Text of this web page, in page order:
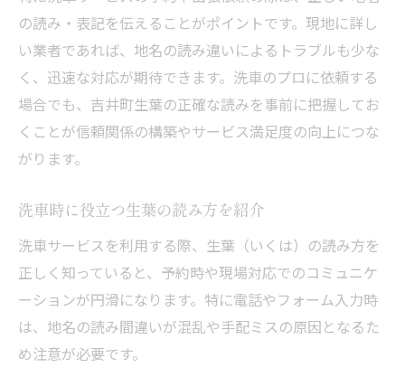
洗車サービスで役立つ郵便番号確認法
正式な郵便番号情報を使った洗車予約方法
意外と迷う吉井町生葉の正式な表記と注意点
吉井町生葉の正式表記と洗車時の注意点
公式資料に基づく吉井町生葉の表記例
洗車サービス利用時の表記確認ポイント
特産品も楽しめるうきは市地名ガイド
洗車後に立ち寄りたい特産品スポット
吉井町生葉の地名と特産品の魅力を紹介
洗車体験と合わせて楽しむ特産品情報
の読み・表記を伝えることがポイントです。現地に詳し
い業者であれば、地名の読み違いによるトラブルも少な
く、迅速な対応が期待できます。洗車のプロに依頼する
場合でも、吉井町生葉の正確な読みを事前に把握してお
くことが信頼関係の構築やサービス満足度の向上につな
がります。
洗車時に役立つ生葉の読み方を紹介
洗車サービスを利用する際、生葉（いくは）の読み方を
正しく知っていると、予約時や現場対応でのコミュニケ
ーションが円滑になります。特に電話やフォーム入力時
は、地名の読み間違いが混乱や手配ミスの原因となるた
め注意が必要です。